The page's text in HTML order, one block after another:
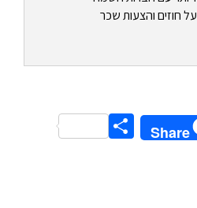
חוזים והצעות שכר
Share
Share